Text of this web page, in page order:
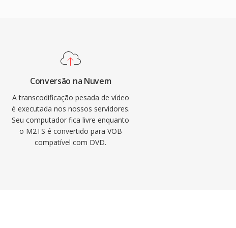
Conversão na Nuvem
A transcodificação pesada de vídeo
é executada nos nossos servidores.
Seu computador fica livre enquanto
o M2TS é convertido para VOB
compatível com DVD.